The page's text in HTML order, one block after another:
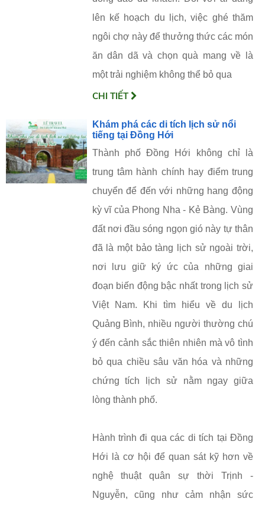
lên kế hoạch du lịch, việc ghé thăm
ngôi chợ này để thưởng thức các món
ăn dân dã và chọn quà mang về là
một trải nghiệm không thể bỏ qua
CHI TIẾT
Khám phá các di tích lịch sử nổi
tiếng tại Đồng Hới
Thành phố Đồng Hới không chỉ là
trung tâm hành chính hay điểm trung
chuyển để đến với những hang động
kỳ vĩ của Phong Nha - Kẻ Bàng. Vùng
đất nơi đầu sóng ngọn gió này tự thân
đã là một bảo tàng lịch sử ngoài trời,
nơi lưu giữ ký ức của những giai
đoạn biến động bậc nhất trong lịch sử
Việt Nam. Khi tìm hiểu về du lịch
Quảng Bình, nhiều người thường chú
ý đến cảnh sắc thiên nhiên mà vô tình
bỏ qua chiều sâu văn hóa và những
chứng tích lịch sử nằm ngay giữa
lòng thành phố.
Hành trình đi qua các di tích tại Đồng
Hới là cơ hội để quan sát kỹ hơn về
nghệ thuật quân sự thời Trịnh -
Nguyễn, cũng như cảm nhận sức